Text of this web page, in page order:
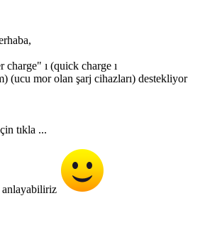
charge" ı (quick charge ı
(ucu mor olan şarj cihazları) destekliyor
tıkla ...
anlayabiliriz